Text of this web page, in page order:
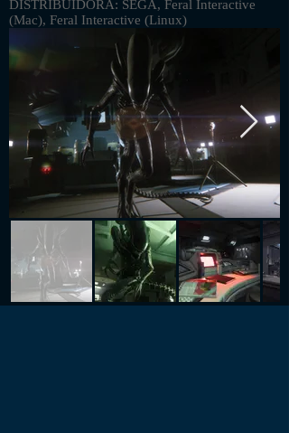
DISTRIBUIDORA: SEGA, Feral Interactive
(Mac), Feral Interactive (Linux)